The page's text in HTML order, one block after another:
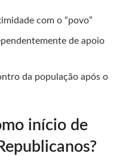
com o “povo”
de apoio
da população após o
início de